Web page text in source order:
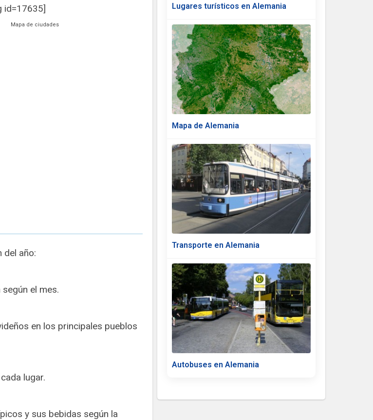
id=17635]
Mapa de ciudades
del año:
el mes.
en los principales pueblos
lugar.
y sus bebidas según la
Lugares turísticos en Alemania
Mapa de Alemania
Transporte en Alemania
Autobuses en Alemania